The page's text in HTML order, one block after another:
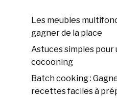
Les meubles
gagner de la place
Astuces simples
cocooning
Batch cooking :
recettes faciles à